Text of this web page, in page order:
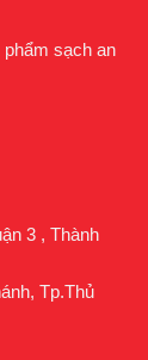
sạch an
3 , Thành
Tp.Thủ